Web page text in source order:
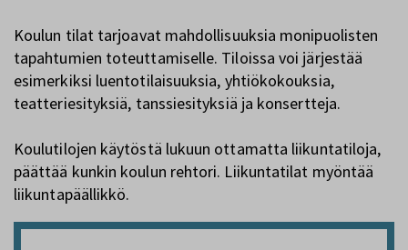
Koulun tilat tarjoavat mahdollisuuksia monipuolisten
tapahtumien toteuttamiselle. Tiloissa voi järjestää
esimerkiksi luentotilaisuuksia, yhtiökokouksia,
teatteriesityksiä, tanssiesityksiä ja konsertteja.
Koulutilojen käytöstä lukuun ottamatta liikuntatiloja,
päättää kunkin koulun rehtori. Liikuntatilat myöntää
liikuntapäällikkö.